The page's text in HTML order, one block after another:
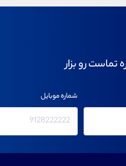
تماست رو بزار
شماره موبایل